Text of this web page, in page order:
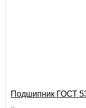
Подшипник ГОСТ